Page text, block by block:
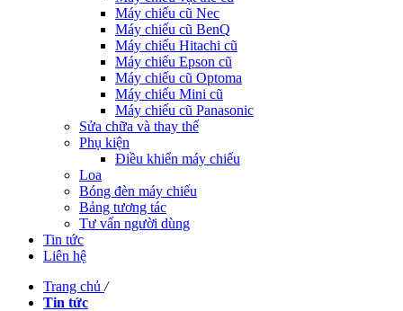
Máy chiếu cũ Nec
Máy chiếu cũ BenQ
Máy chiếu Hitachi cũ
Máy chiếu Epson cũ
Máy chiếu cũ Optoma
Máy chiếu Mini cũ
Máy chiếu cũ Panasonic
Sửa chữa và thay thế
Phụ kiện
Điều khiển máy chiếu
Loa
Bóng đèn máy chiếu
Bảng tương tác
Tư vấn người dùng
Tin tức
Liên hệ
Trang chủ /
Tin tức